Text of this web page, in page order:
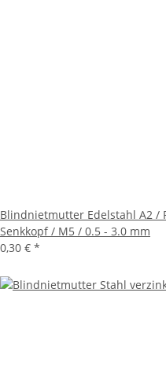
Blindnietmutter Edelstahl A2 /
Senkkopf / M5 / 0.5 - 3.0 mm
0,30 € *